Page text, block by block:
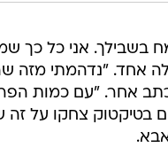
בשבילך. אני כל
אחד. "נדהמתי מזה
אחר. "עם כמות
בטיקטוק צחקו על